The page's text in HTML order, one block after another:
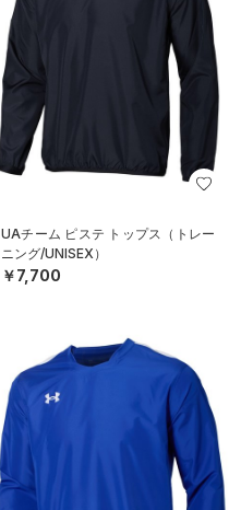
UAチーム ピステ トップス（トレー
ニング/UNISEX）
￥7,700